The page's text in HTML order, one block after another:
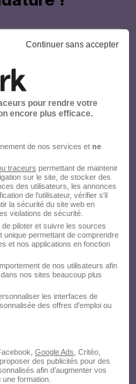
Continuer sans accepter
pour rendre votre
encore plus efficace.
de nos services et ne
traceurs permettant de maintenir
sur le site, de stocker des
des utilisateurs, les annonces
de l'utilisateur, vérifier s'il
la sécurité du site web en
violations de sécurité.
piloter et suivre les sources
unique permettant de comprendre
et nos applications en fonction
de nos utilisateurs afin
nos sites beaucoup plus
les interfaces de
des offres d'emploi ou
Google Ads , Critéo,
des publicités pour des
afin d’augmenter vos
formation.